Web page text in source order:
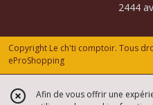
2444
Copyright Le ch'ti comptoir. Tous
eProShopping
Afin de vous offrir une